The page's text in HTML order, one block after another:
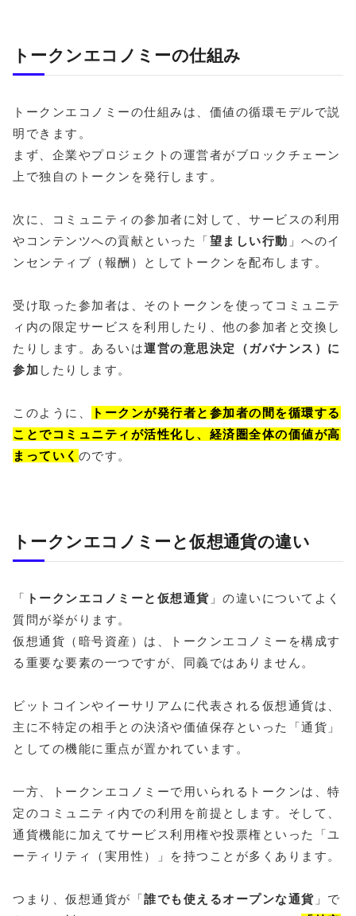
トークンエコノミーの仕組み
トークンエコノミーの仕組みは、価値の循環モデルで説
明できます。
まず、企業やプロジェクトの運営者がブロックチェーン
上で独自のトークンを発行します。
次に、コミュニティの参加者に対して、サービスの利用
やコンテンツへの貢献といった「望ましい行動 」へのイ
ンセンティブ（報酬）としてトークンを配布します。
受け取った参加者は、そのトークンを使ってコミュニテ
ィ内の限定サービスを利用したり、他の参加者と交換し
たりします。あるいは運営の意思決定（ガバナンス）に
参加 したりします。
このように、
トークンが発行者と参加者の間を循環する
ことでコミュニティが活性化し、経済圏全体の価値が高
まっていく のです。
トークンエコノミーと仮想通貨の違い
「 トークンエコノミーと仮想通貨 」の違いについてよく
質問が挙がります。
仮想通貨（暗号資産）は、トークンエコノミーを構成す
る重要な要素の一つですが、同義ではありません。
ビットコインやイーサリアムに代表される仮想通貨は、
主に不特定の相手との決済や価値保存といった「通貨」
としての機能に重点が置かれています。
一方、トークンエコノミーで用いられるトークンは、特
定のコミュニティ内での利用を前提とします。そして、
通貨機能に加えてサービス利用権や投票権といった「ユ
ーティリティ（実用性）」を持つことが多くあります。
つまり、仮想通貨が「誰でも使えるオープンな通貨 」で